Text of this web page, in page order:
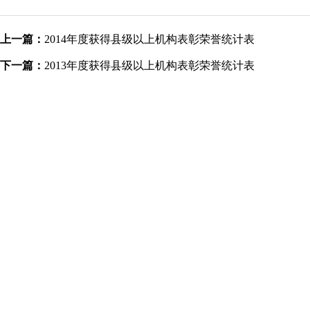
上一篇： 2014年度获得县级以上机构表彰荣誉统计表
下一篇： 2013年度获得县级以上机构表彰荣誉统计表